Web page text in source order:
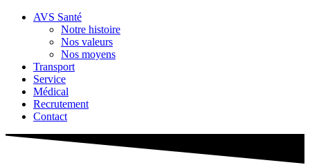
AVS Santé
Notre histoire
Nos valeurs
Nos moyens
Transport
Service
Médical
Recrutement
Contact